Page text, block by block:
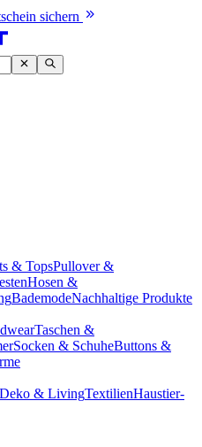
sichern
& TopsPullover &
Hosen &
BademodeNachhaltige Produkte
Taschen &
Socken & SchuheButtons &
Deko & LivingTextilienHaustier-